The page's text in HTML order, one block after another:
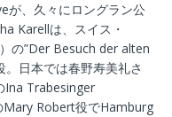
が、久々にロングラン公
Karellは、スイス・
の”Der Besuch der alten
日本では春野寿美礼さ
Ina Trabesinger
Mary Robert役でHamburg